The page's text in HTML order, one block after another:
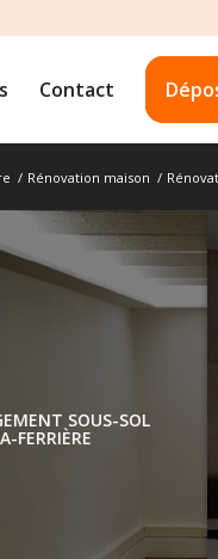
Contact
/ Rénovation maison /
PEINTURE ÉCOLE
AVEC MENTION
BIEN !